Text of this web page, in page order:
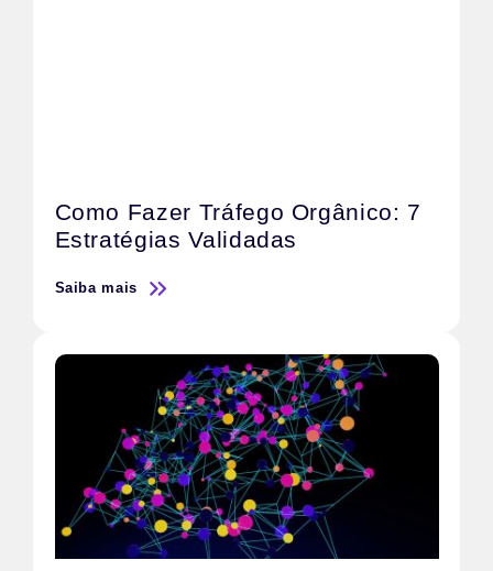
Como Fazer Tráfego Orgânico: 7
Estratégias Validadas
Saiba mais